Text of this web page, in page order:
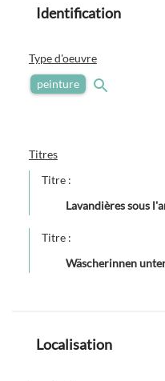
Identification
Type d'oeuvre
peinture
Titres
Titre :
Lavandières sous
Titre :
Wäscherinnen
Localisation